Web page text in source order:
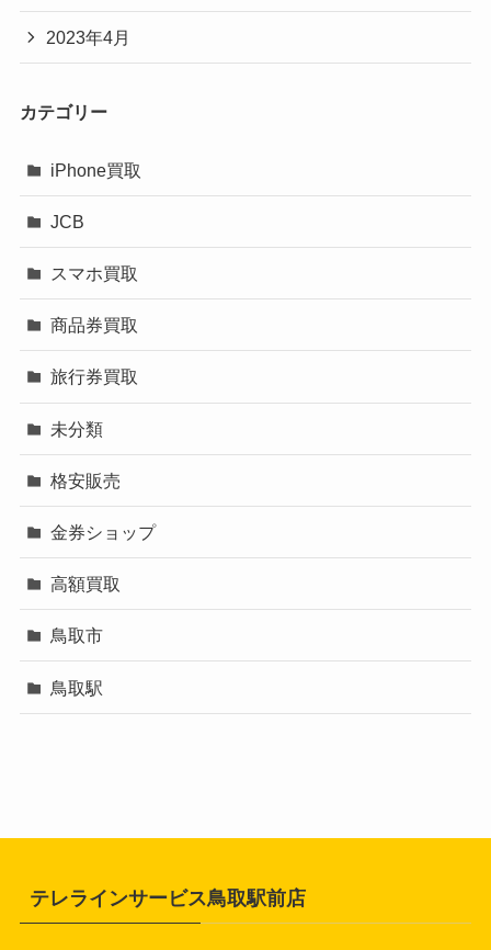
2023年4月
カテゴリー
iPhone買取
JCB
スマホ買取
商品券買取
旅行券買取
未分類
格安販売
金券ショップ
高額買取
鳥取市
鳥取駅
テレラインサービス鳥取駅前店